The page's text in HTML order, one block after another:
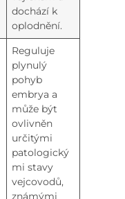
dochází k
oplodnění.
Reguluje
plynulý
pohyb
embrya a
může být
ovlivněn
určitými
patologický
mi stavy
vejcovodů,
známými